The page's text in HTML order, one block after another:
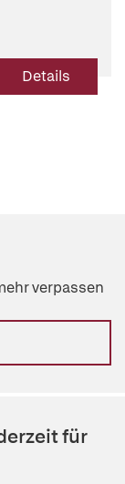
Details
verpassen
für